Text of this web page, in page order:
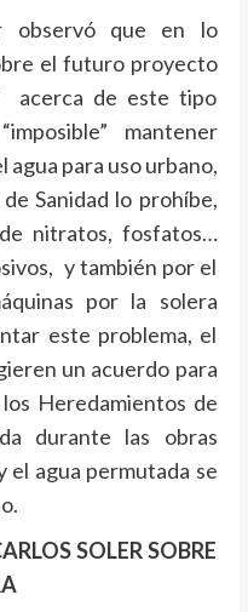
observó que en lo
el futuro proyecto
acerca de este tipo
mantener
agua para uso urbano,
Sanidad lo prohíbe,
nitratos, fosfatos…
y también por el
por la solera
este problema, el
un acuerdo para
Heredamientos de
durante las obras
el agua permutada se
SOLER SOBRE